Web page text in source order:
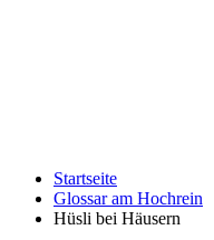
Startseite
Glossar am Hochrein
Hüsli bei Häusern